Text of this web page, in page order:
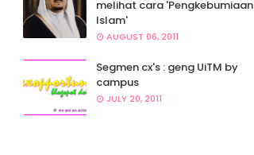
melihat cara 'Pengkebumiaan
Islam'
AUGUST 06, 2011
Segmen cx's : geng UiTM by
campus
JULY 20, 2011